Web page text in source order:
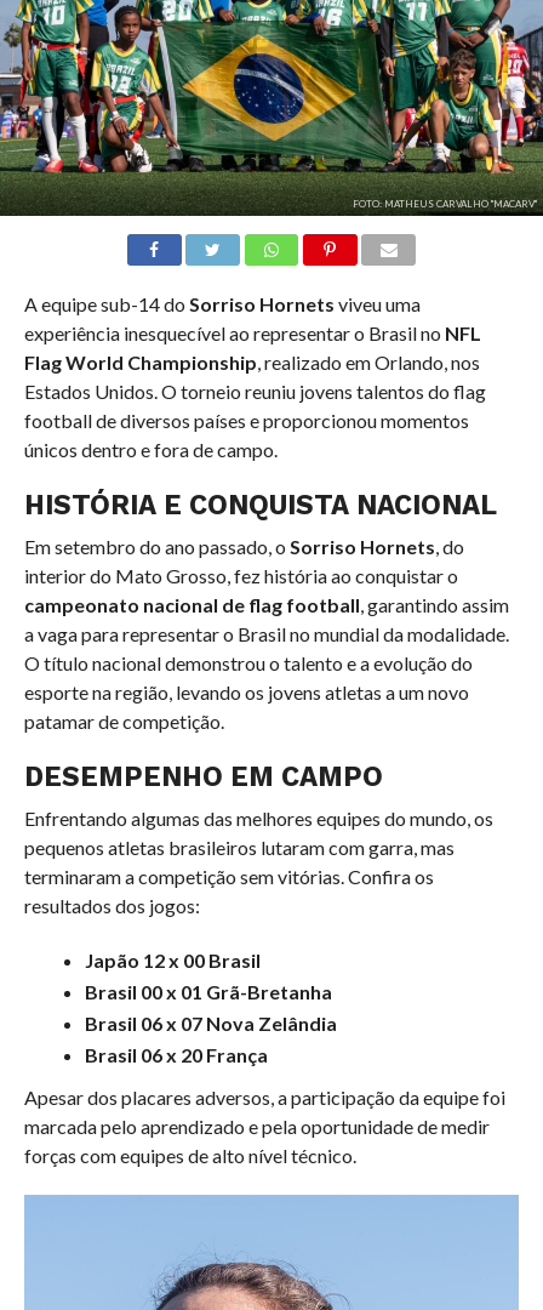
FOTO: MATHEUS CARVALHO "MACARV"
A equipe sub-14 do Sorriso Hornets viveu uma
experiência inesquecível ao representar o Brasil no NFL
Flag World Championship , realizado em Orlando, nos
Estados Unidos. O torneio reuniu jovens talentos do flag
football de diversos países e proporcionou momentos
únicos dentro e fora de campo.
HISTÓRIA E CONQUISTA NACIONAL
Em setembro do ano passado, o Sorriso Hornets , do
interior do Mato Grosso, fez história ao conquistar o
campeonato nacional de flag football , garantindo assim
a vaga para representar o Brasil no mundial da modalidade.
O título nacional demonstrou o talento e a evolução do
esporte na região, levando os jovens atletas a um novo
patamar de competição.
DESEMPENHO EM CAMPO
Enfrentando algumas das melhores equipes do mundo, os
pequenos atletas brasileiros lutaram com garra, mas
terminaram a competição sem vitórias. Confira os
resultados dos jogos:
Japão 12 x 00 Brasil
Brasil 00 x 01 Grã-Bretanha
Brasil 06 x 07 Nova Zelândia
Brasil 06 x 20 França
Apesar dos placares adversos, a participação da equipe foi
marcada pelo aprendizado e pela oportunidade de medir
forças com equipes de alto nível técnico.